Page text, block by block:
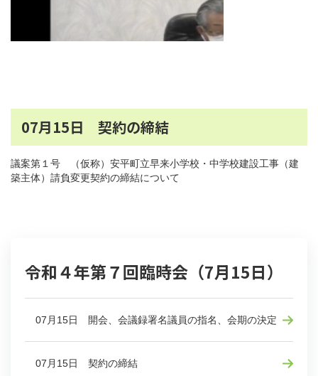
07月15日 契約の締結
議案第１号 （仮称）安平町立早来小学校・中学校建設工事（建
築主体）請負変更契約の締結について
令和４年第７回臨時会（7月15日）
07月15日 開会、会議録署名議員の指名、会期の決定
07月15日 契約の締結